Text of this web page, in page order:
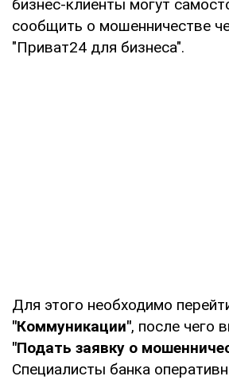
бизнес-клиенты могут
сообщить о мошенничестве
"Приват24 для бизнеса".
Для этого необходимо
"Коммуникации", после чего
"Подать заявку о
Специалисты банка